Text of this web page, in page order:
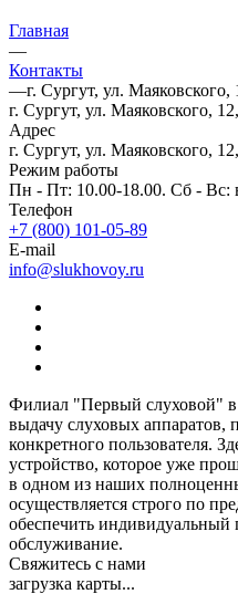
Главная
—
Контакты
—г. Сургут, ул. Маяковского,
г. Сургут, ул. Маяковского,
Адрес
г. Сургут, ул. Маяковского,
Режим работы
Пн - Пт: 10.00-18.00. Сб - Вс:
Телефон
+7 (800) 101-05-89
E-mail
info@slukhovoy.ru
Филиал "Первый слуховой" в
выдачу слуховых аппаратов,
конкретного пользователя.
устройство, которое уже
в одном из наших
осуществляется строго по
обеспечить индивидуальный
обслуживание.
Свяжитесь с нами
загрузка карты...